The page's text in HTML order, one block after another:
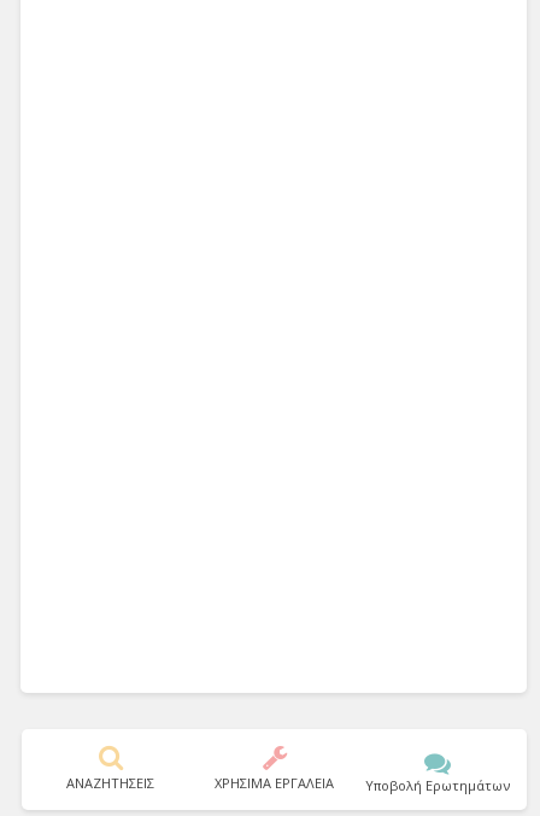
ΑΝΑΖΗΤΗΣΕΙΣ ΧΡΗΣΙΜΑ ΕΡΓΑΛΕΙΑ Υποβολή Ερωτημάτων